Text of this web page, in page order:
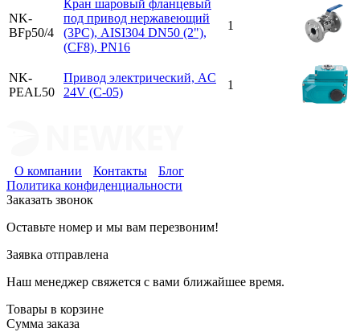
NK-
BFp50/4
Кран шаровый фланцевый
под привод нержавеющий
(3PC), AISI304 DN50 (2"),
(CF8), PN16
1
NK-
PEAL50
Привод электрический, AC
24V (C-05)
1
О компании Контакты
Блог
Политика конфиденциальности
Заказать звонок
Оставьте номер и мы вам перезвоним!
Заявка отправлена
Наш менеджер свяжется с вами ближайшее время.
Товары в корзине
Сумма заказа